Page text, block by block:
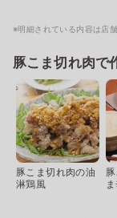
※明細されている内容は店
豚こま切れ肉で
豚こま切れ肉の油
淋鶏風